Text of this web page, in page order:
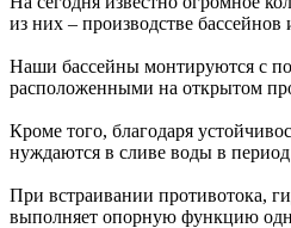
из них – производстве
Наши бассейны монтируются с
расположенными на открытом
Кроме того, благодаря
нуждаются в сливе воды в период
При встраивании противотока,
выполняет опорную функцию